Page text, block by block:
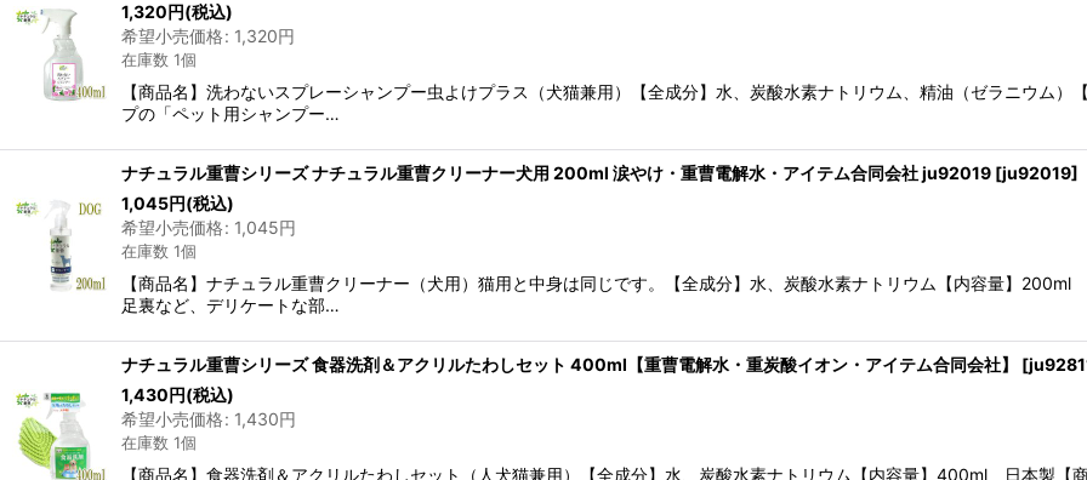
1,320円(税込)
希望小売価格: 1,320円
在庫数 1個
【商品名】洗わないスプレーシャンプー虫よけプラス（犬猫兼用）【全成分】水、炭酸水素ナトリウム、精油（ゼラニウム
プの「ペット用シャンプー…
ナチュラル重曹シリーズ ナチュラル重曹クリーナー犬用 200ml 涙やけ・重曹電解水・アイテム合同会社 ju92019 [ju92019]
1,045円(税込)
希望小売価格: 1,045円
在庫数 1個
【商品名】ナチュラル重曹クリーナー（犬用）猫用と中身は同じです。【全成分】水、炭酸水素ナトリウム【内容量】
足裏など、デリケートな部…
ナチュラル重曹シリーズ 食器洗剤＆アクリルたわしセット 400ml【重曹電解水・重炭酸イオン・アイテム合同会社】 [
1,430円(税込)
希望小売価格: 1,430円
在庫数 1個
【商品名】食器洗剤＆アクリルたわしセット（人犬猫兼用）【全成分】水、炭酸水素ナトリウム【内容量】400ml 日本製【